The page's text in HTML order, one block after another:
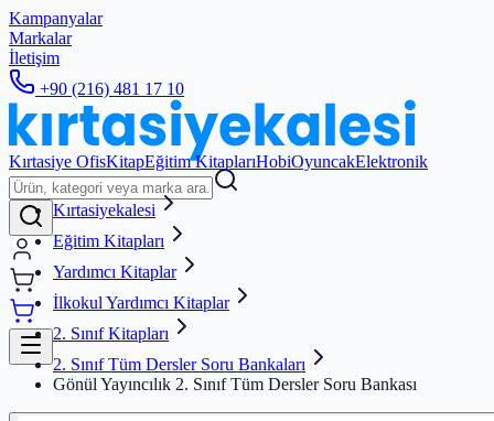
Kampanyalar
Markalar
İletişim
+90 (216) 481 17 10
Kırtasiye OfisKitapEğitim KitaplarıHobiOyuncakElektronik
Kırtasiyekalesi
Eğitim Kitapları
Yardımcı Kitaplar
İlkokul Yardımcı Kitaplar
2. Sınıf Kitapları
2. Sınıf Tüm Dersler Soru Bankaları
Gönül Yayıncılık 2. Sınıf Tüm Dersler Soru Bankası